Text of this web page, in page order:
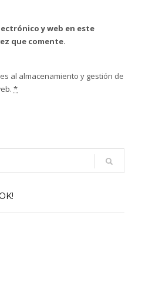
y web en este
que comente.
al almacenamiento y gestión de
*